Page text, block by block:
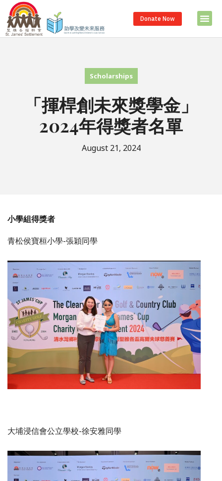
Donate Now
Scholarships
「揮桿創未來獎學金」
2024年得獎者名單
August 21, 2024
小學組得獎者
青松侯寶桓小學-張穎同學
大埔浸信會公立學校-徐安雅同學